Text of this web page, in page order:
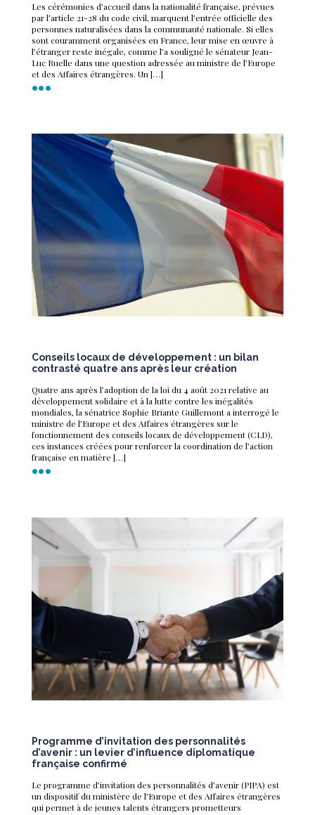
Les cérémonies d’accueil dans la nationalité française, prévues
par l’article 21-28 du code civil, marquent l’entrée officielle des
personnes naturalisées dans la communauté nationale. Si elles
sont couramment organisées en France, leur mise en œuvre à
l’étranger reste inégale, comme l’a souligné le sénateur Jean-
Luc Ruelle dans une question adressée au ministre de l’Europe
et des Affaires étrangères. Un […]
•••
Conseils locaux de développement : un bilan
contrasté quatre ans après leur création
Quatre ans après l’adoption de la loi du 4 août 2021 relative au
développement solidaire et à la lutte contre les inégalités
mondiales, la sénatrice Sophie Briante Guillemont a interrogé le
ministre de l’Europe et des Affaires étrangères sur le
fonctionnement des conseils locaux de développement (CLD),
ces instances créées pour renforcer la coordination de l’action
française en matière […]
•••
Programme d’invitation des personnalités
d’avenir : un levier d’influence diplomatique
française confirmé
Le programme d’invitation des personnalités d’avenir (PIPA) est
un dispositif du ministère de l’Europe et des Affaires étrangères
qui permet à de jeunes talents étrangers prometteurs